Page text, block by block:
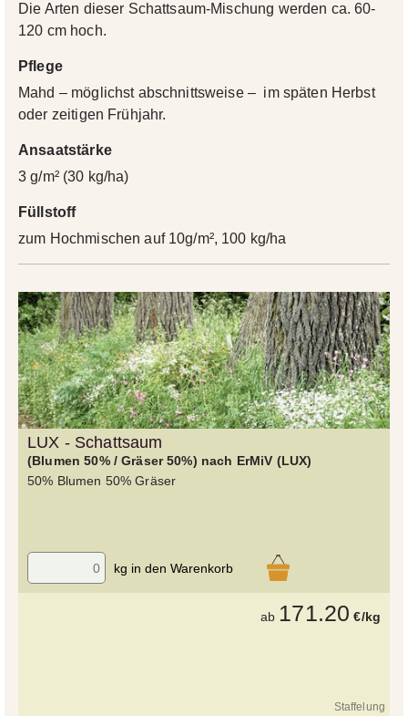
Die Arten dieser Schattsaum-Mischung werden ca. 60-
120 cm hoch.
Pflege
Mahd – möglichst abschnittsweise – im späten Herbst
oder zeitigen Frühjahr.
Ansaatstärke
3 g/m² (30 kg/ha)
Füllstoff
zum Hochmischen auf 10g/m², 100 kg/ha
LUX - Schattsaum
(Blumen 50% / Gräser 50%) nach ErMiV (LUX)
50% Blumen 50% Gräser
kg in den Warenkorb
ab 171.20 €/kg
Staffelung